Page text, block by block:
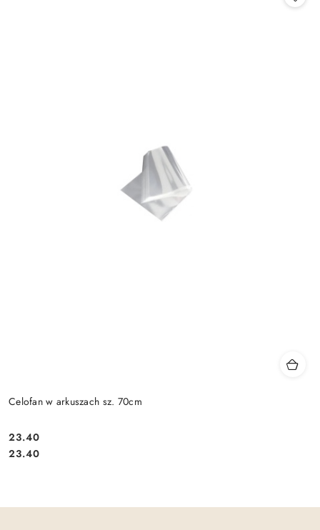
Celofan w arkuszach sz. 70cm
Cena:
23.40
Cena:
23.40